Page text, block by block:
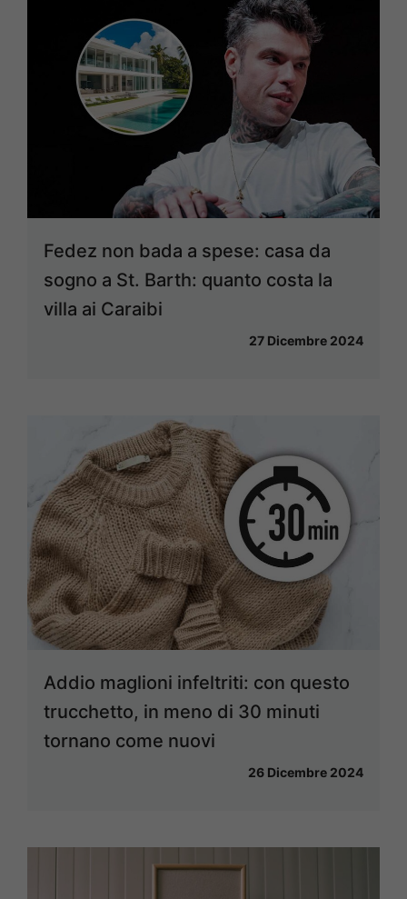
Fedez non bada a spese: casa da
sogno a St. Barth: quanto costa la
villa ai Caraibi
27 Dicembre 2024
Addio maglioni infeltriti: con questo
trucchetto, in meno di 30 minuti
tornano come nuovi
26 Dicembre 2024